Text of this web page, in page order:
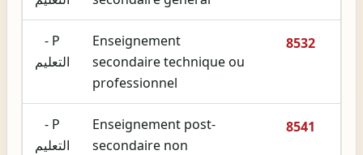
8532
Enseignement
secondaire technique ou
professionnel
P -
التعليم
8541
Enseignement post-
secondaire non
P -
التعليم